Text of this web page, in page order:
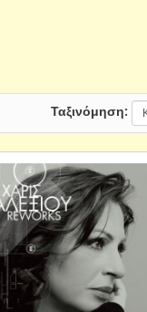
Ταξινόμηση: